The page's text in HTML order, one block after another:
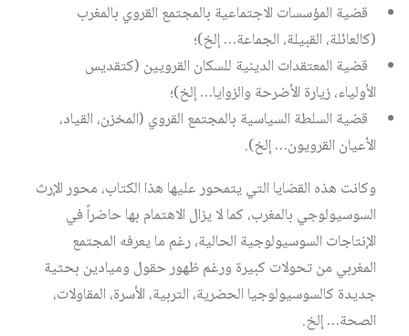
قضية المؤسسات الاجتماعية بالمجتمع القروي بالمغرب
(كالعائلة، القبيلة، الجماعة… إلخ)؛
قضية المعتقدات الدينية للسكان القرويين (كتقديس
الأولياء، زيارة الأضرحة والزوايا… إلخ)؛
قضية السلطة السياسية بالمجتمع القروي (المخزن، القياد،
الأعيان القرويون… إلخ).
وكانت هذه القضايا التي يتمحور عليها هذا الكتاب، محور الإرث
السوسيولوجي بالمغرب، كما لا يزال الاهتمام بها حاضراً في
الإنتاجات السوسيولوجية الحالية، رغم ما يعرفه المجتمع
المغربي من تحولات كبيرة ورغم ظهور حقول وميادين بحثية
جديدة كالسوسيولوجيا الحضرية، التربية، الأسرة، المقاولات،
الصحة… إلخ.